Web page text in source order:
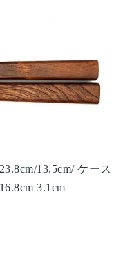
23.8cm/13.5cm/ ケース
16.8cm 3.1cm